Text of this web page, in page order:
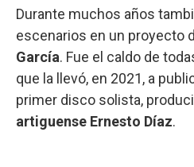
Durante muchos años
escenarios en un proyecto
García. Fue el caldo de
que la llevó, en 2021, a
primer disco solista,
artiguense Ernesto Díaz.